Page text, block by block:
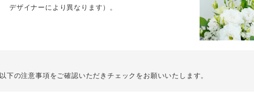
デザイナーにより異なります）。
以下の注意事項をご確認いただきチェックをお願いいたします。